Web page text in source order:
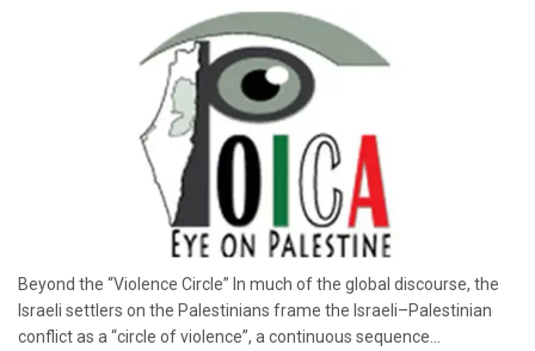
Beyond the “Violence Circle” In much of the global discourse, the
Israeli settlers on the Palestinians frame the Israeli–Palestinian
conflict as a “circle of violence”, a continuous sequence...